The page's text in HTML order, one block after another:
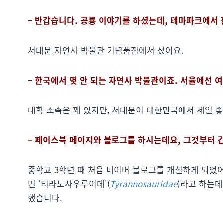
– 반갑습니다. 공룡 이야기를 하셨는데, 테마파크에
서대문 자연사 박물관 기념품점에서 샀어요.
– 한국에서 몇 안 되는 자연사 박물관이죠. 서울에선
대학 소속은 꽤 있지만, 서대문이 대한민국에서 제일
– 페이스북 페이지와 블로그를 하시는데요, 그것부터
중학교 3학년 때 처음 네이버 블로그를 개설하게 되
면 ‘티라노사우루이데'(Tyrannosauridae)라고 하는
했습니다.